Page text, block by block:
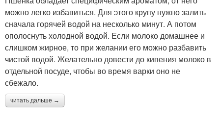
можно легко избавиться. Для этого крупу нужно залить
сначала горячей водой на несколько минут. А потом
ополоснуть холодной водой. Если молоко домашнее и
слишком жирное, то при желании его можно разбавить
чистой водой. Желательно довести до кипения молоко в
отдельной посуде, чтобы во время варки оно не
сбежало.
читать дальше →